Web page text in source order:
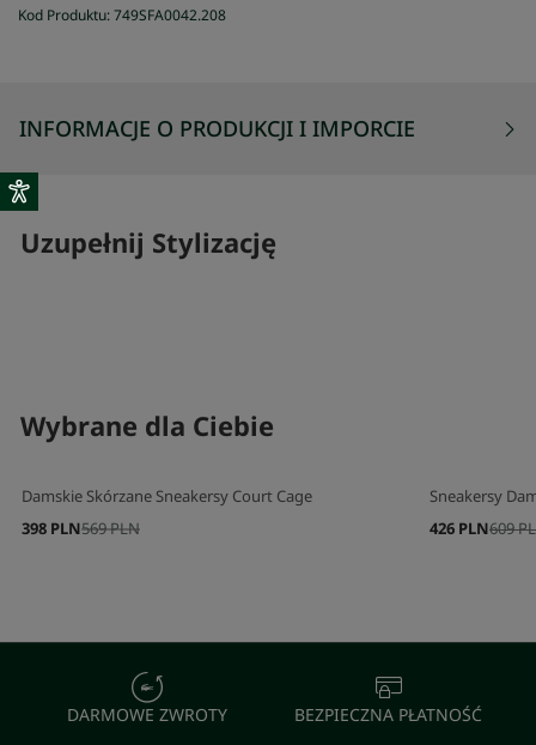
Kod Produktu:749SFA0042.208
INFORMACJE O PRODUKCJI I IMPORCIE
Uzupełnij Stylizację
Wybrane dla Ciebie
Damskie Skórzane Sneakersy Court Cage
569 PLN
398 PLN
Sneakersy
609
426 PLN
DARMOWE ZWROTY BEZPIECZNA PŁATNOŚĆ